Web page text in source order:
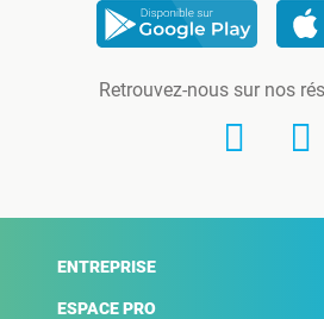
Retrouvez-nous sur nos
ENTREPRISE
ESPACE PRO